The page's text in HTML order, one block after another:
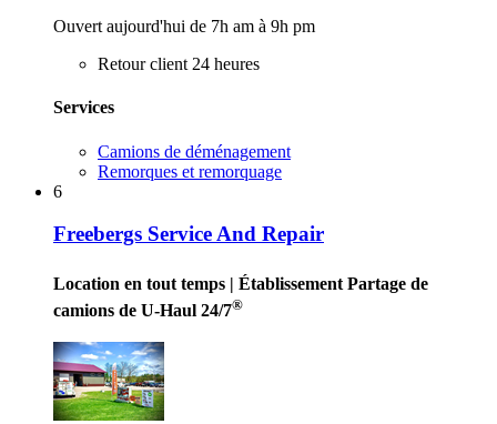
Ouvert aujourd'hui de 7h am à 9h pm
Retour client 24 heures
Services
Camions de déménagement
Remorques et remorquage
6
Freebergs Service And Repair
Location en tout temps | Établissement Partage de
camions de U-Haul 24/7®